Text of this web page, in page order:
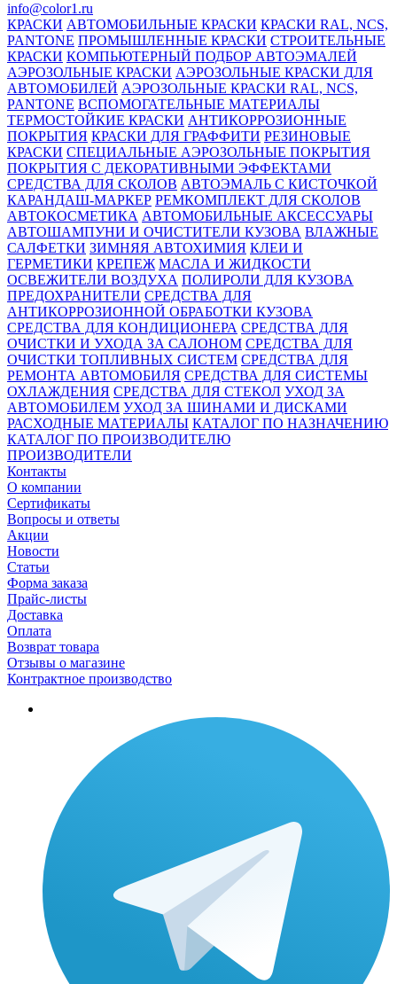
info@color1.ru
КРАСКИ АВТОМОБИЛЬНЫЕ КРАСКИ КРАСКИ RAL, NCS,
PANTONE ПРОМЫШЛЕННЫЕ КРАСКИ СТРОИТЕЛЬНЫЕ
КРАСКИ КОМПЬЮТЕРНЫЙ ПОДБОР АВТОЭМАЛЕЙ
АЭРОЗОЛЬНЫЕ КРАСКИ АЭРОЗОЛЬНЫЕ КРАСКИ ДЛЯ
АВТОМОБИЛЕЙ АЭРОЗОЛЬНЫЕ КРАСКИ RAL, NCS,
PANTONE ВСПОМОГАТЕЛЬНЫЕ МАТЕРИАЛЫ
ТЕРМОСТОЙКИЕ КРАСКИ АНТИКОРРОЗИОННЫЕ
ПОКРЫТИЯ КРАСКИ ДЛЯ ГРАФФИТИ РЕЗИНОВЫЕ
КРАСКИ СПЕЦИАЛЬНЫЕ АЭРОЗОЛЬНЫЕ ПОКРЫТИЯ
ПОКРЫТИЯ С ДЕКОРАТИВНЫМИ ЭФФЕКТАМИ
СРЕДСТВА ДЛЯ СКОЛОВ АВТОЭМАЛЬ С КИСТОЧКОЙ
КАРАНДАШ-МАРКЕР РЕМКОМПЛЕКТ ДЛЯ СКОЛОВ
АВТОКОСМЕТИКА АВТОМОБИЛЬНЫЕ АКСЕССУАРЫ
АВТОШАМПУНИ И ОЧИСТИТЕЛИ КУЗОВА ВЛАЖНЫЕ
САЛФЕТКИ ЗИМНЯЯ АВТОХИМИЯ КЛЕИ И
ГЕРМЕТИКИ КРЕПЕЖ МАСЛА И ЖИДКОСТИ
ОСВЕЖИТЕЛИ ВОЗДУХА ПОЛИРОЛИ ДЛЯ КУЗОВА
ПРЕДОХРАНИТЕЛИ СРЕДСТВА ДЛЯ
АНТИКОРРОЗИОННОЙ ОБРАБОТКИ КУЗОВА
СРЕДСТВА ДЛЯ КОНДИЦИОНЕРА СРЕДСТВА ДЛЯ
ОЧИСТКИ И УХОДА ЗА САЛОНОМ СРЕДСТВА ДЛЯ
ОЧИСТКИ ТОПЛИВНЫХ СИСТЕМ СРЕДСТВА ДЛЯ
РЕМОНТА АВТОМОБИЛЯ СРЕДСТВА ДЛЯ СИСТЕМЫ
ОХЛАЖДЕНИЯ СРЕДСТВА ДЛЯ СТЕКОЛ УХОД ЗА
АВТОМОБИЛЕМ УХОД ЗА ШИНАМИ И ДИСКАМИ
РАСХОДНЫЕ МАТЕРИАЛЫ КАТАЛОГ ПО НАЗНАЧЕНИЮ
КАТАЛОГ ПО ПРОИЗВОДИТЕЛЮ
ПРОИЗВОДИТЕЛИ
Контакты
О компании
Сертификаты
Вопросы и ответы
Акции
Новости
Статьи
Форма заказа
Прайс-листы
Доставка
Оплата
Возврат товара
Отзывы о магазине
Контрактное производство